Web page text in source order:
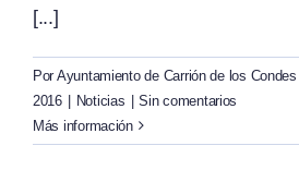
[...]
Por Ayuntamiento de Carrión de los Condes
2016
Noticias
Sin comentarios
Más información